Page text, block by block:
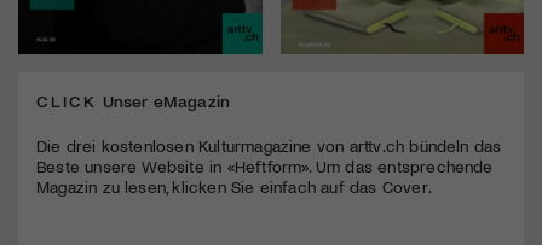
CLICK Unser eMagazin
Die drei kostenlosen Kulturmagazine von arttv.ch bündeln das
Beste unsere Website in «Heftform». Um das entsprechende
Magazin zu lesen, klicken Sie einfach auf das Cover.